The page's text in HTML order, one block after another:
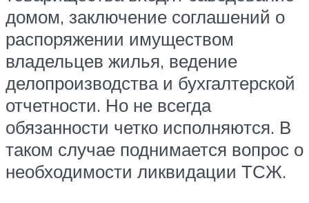
домом, заключение соглашений о
распоряжении имуществом
владельцев жилья, ведение
делопроизводства и бухгалтерской
отчетности. Но не всегда
обязанности четко исполняются. В
таком случае поднимается вопрос о
необходимости ликвидации ТСЖ.